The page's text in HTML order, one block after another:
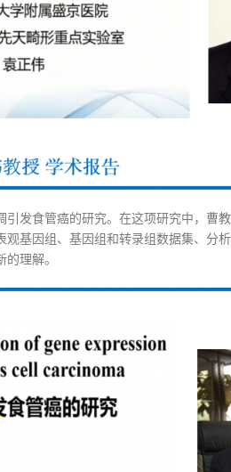
发食管癌的研究。在这项研究中，曹
基因组、基因组和转录组数据集、分
理解。